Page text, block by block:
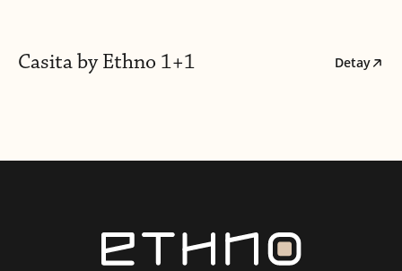
Casita by Ethno 1+1 Detay